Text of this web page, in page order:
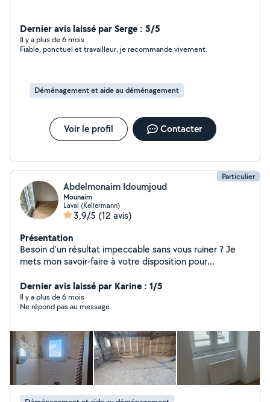
Dernier avis laissé par Serge : 5/5
Il y a plus de 6 mois
Fiable, ponctuel et travailleur, je recommande vivement.
Déménagement et aide au déménagement
Voir le profil Contacter
Particulier
Abdelmonaim Idoumjoud
Mounaim
Laval (Kellermann)
3,9/5 (12 avis)
Présentation
Besoin d'un résultat impeccable sans vous ruiner ? Je
mets mon savoir-faire à votre disposition pour
satisfaction et un chantier propre. Travail de qualité
garanti.
Dernier avis laissé par Karine : 1/5
Il y a plus de 6 mois
Ne répond pas au message.